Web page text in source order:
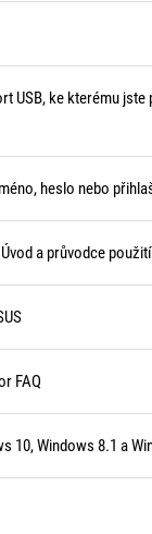
USB, ke kterému
heslo nebo
a průvodce
FAQ
10, Windows 8.1 a